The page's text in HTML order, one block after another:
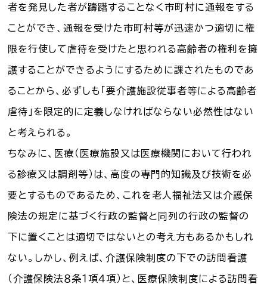
者を発見した者が躊躇することなく市町村に通報をする
ことができ、通報を受けた市町村等が迅速かつ適切に権
限を行使して虐待を受けたと思われる高齢者の権利を擁
護することができるようにするために課されたものであ
ることから、必ずしも「要介護施設従事者等による高齢者
虐待」を限定的に定義しなければならない必然性はない
と考えられる。
ちなみに、医療（医療施設又は医療機関において行われ
る診療又は調剤等）は、高度の専門的知識及び技術を必
要とするものであるため、これを老人福祉法又は介護保
険法の規定に基づく行政の監督と同列の行政の監督の
下に置くことは適切ではないとの考え方もあるかもしれ
ない。しかし、例えば、介護保険制度の下での訪問看護
（介護保険法８条１項４項）と、医療保険制度による訪問看